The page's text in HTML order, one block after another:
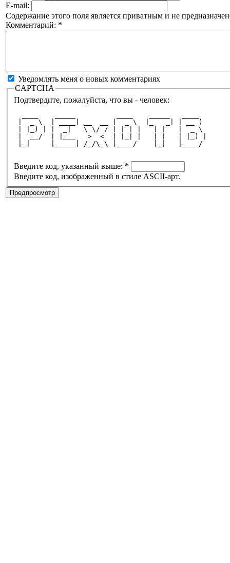
E-mail:
Содержание этого поля является приватным и не
Комментарий: *
Уведомлять меня о новых комментариях
CAPTCHA
Подтвердите, пожалуйста, что вы - человек:
|  _ \  | ____| __  __ |  _ \  |_   _| | __ )
| |_) | |  _|   \ \/ / | | | |   | |   |  _ \
|  __/  | |___   >  <  | |_| |   | |   | |_) |
|_|     |_____| /_/\_\ |____/    |_|   |____/
Введите код, указанный выше: *
Введите код, изображенный в стиле ASCII-арт.